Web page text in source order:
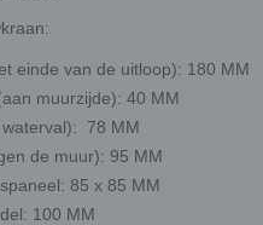
einde van de uitloop): 180 MM
muurzijde): 40 MM
78 MM
de muur): 95 MM
85 x 85 MM
100 MM